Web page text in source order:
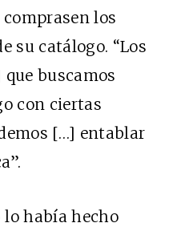
los
su catálogo. “Los
buscamos
con ciertas
[…] entablar
lo había hecho